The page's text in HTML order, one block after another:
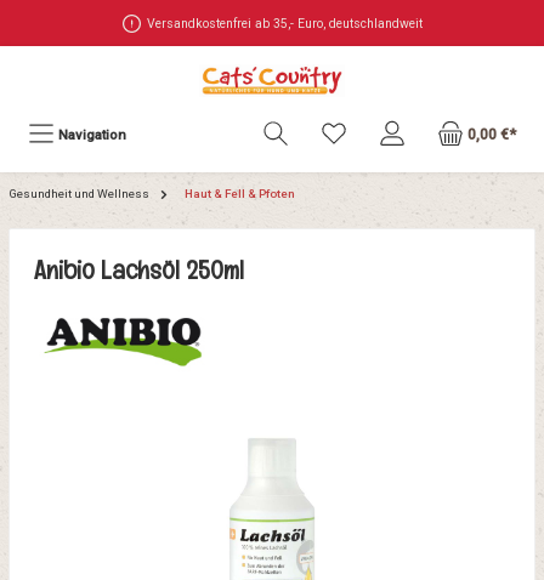
Versandkostenfrei ab 35,- Euro, deutschlandweit
Navigation 0,00 €*
Gesundheit und Wellness Haut & Fell & Pfoten
Anibio Lachsöl 250ml